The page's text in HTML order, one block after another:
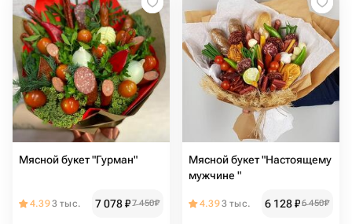
Мясной букет "Гурман"
4.393 тыс. 7 078₽7 450₽
Мясной букет "Настоящему
мужчине "
4.393 тыс. 6 128₽6 450₽